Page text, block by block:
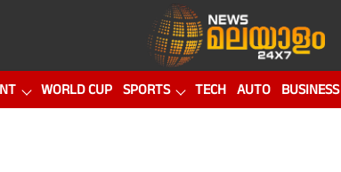
WORLD CUP SPORTS TECH AUTO BUSINESS